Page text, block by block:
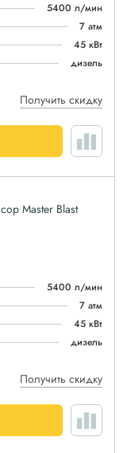
5400 л/мин
7 атм
45 кВт
дизель
Получить скидку
Master Blast
5400 л/мин
7 атм
45 кВт
дизель
Получить скидку